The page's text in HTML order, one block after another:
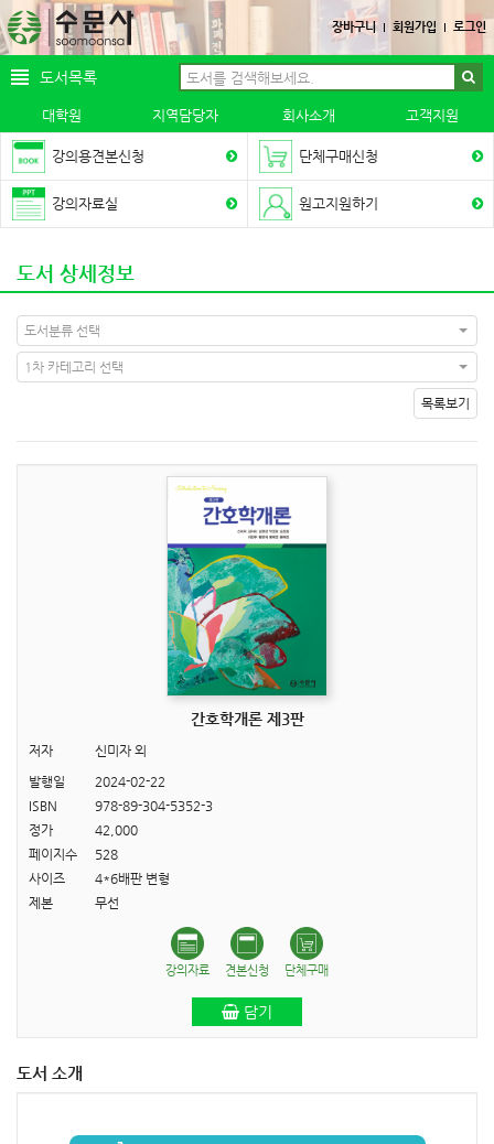
장바구니 회원가입 로그인
도서목록
대학원 지역담당자 회사소개 고객지원
강의용견본신청 단체구매신청
강의자료실 원고지원하기
도서 상세정보
도서분류 선택
1차 카테고리 선택
목록보기
간호학개론 제3판
저자
신미자 외
발행일
2024-02-22
ISBN
978-89-304-5352-3
정가
42,000
페이지수
528
사이즈
4*6배판 변형
제본
무선
강의자료 견본신청 단체구매
담기
도서 소개